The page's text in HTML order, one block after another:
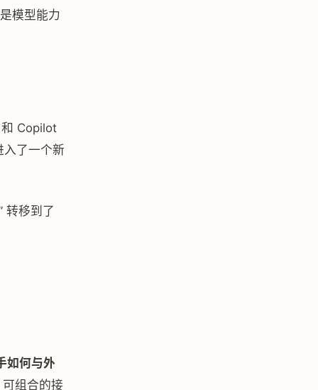
模型能力
Copilot
了一个新
转移到了
如何与外
组合的接